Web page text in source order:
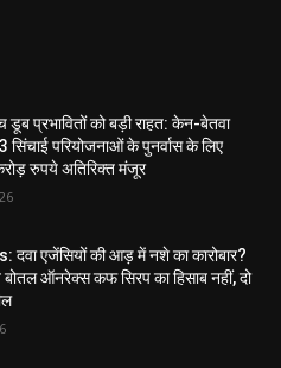
डूब प्रभावितों को बड़ी राहत: केन-बेतवा
सिंचाई परियोजनाओं के पुनर्वास के लिए
रुपये अतिरिक्त मंजूर
दवा एजेंसियों की आड़ में नशे का कारोबार?
ऑनरेक्स कफ सिरप का हिसाब नहीं, दो